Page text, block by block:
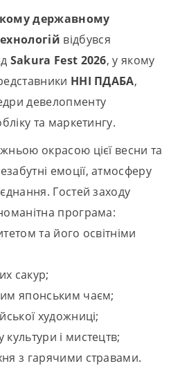
омудержавному
відбувся
Sakura Fest 2026, у якому
ННІ ПДАБА,
девелопменту
та маркетингу.
окрасою цієї весни та
емоції, атмосферу
Гостей заходу
програма:
та його освітніми
сакур;
японським чаєм;
художниці;
і мистецтв;
з гарячими стравами.